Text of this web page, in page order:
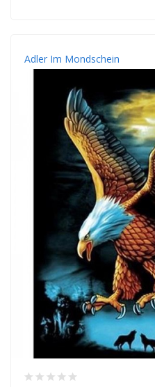
Adler Im Mondschein